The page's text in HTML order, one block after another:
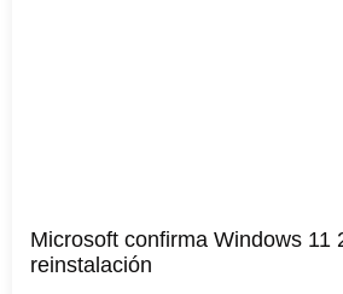
Microsoft confirma Windows 11
reinstalación